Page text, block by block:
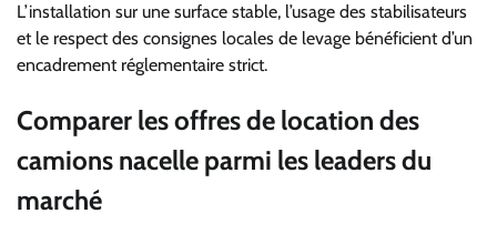
L’installation sur une surface stable, l’usage des stabilisateurs
et le respect des consignes locales de levage bénéficient d’un
encadrement réglementaire strict.
Comparer les offres de location des
camions nacelle parmi les leaders du
marché